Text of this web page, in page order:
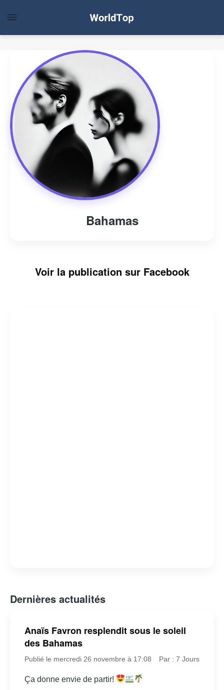
Bahamas
Voir la publication sur Facebook
Dernières actualités
Anaïs Favron resplendit sous le soleil
des Bahamas
Publié le mercredi 26 novembre à 17:08 Par : 7 Jours
Ça donne envie de partir!